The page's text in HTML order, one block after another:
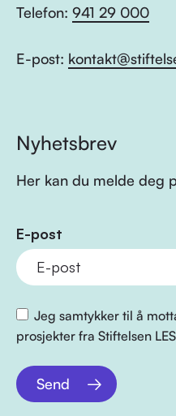
Telefon: 941 29 000
E-post:
Nyhetsbrev
Her kan du melde deg
E-post
Jeg samtykker til å
prosjekter fra Stiftelsen
Send